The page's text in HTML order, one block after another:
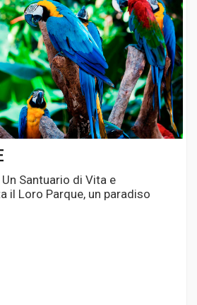
Santuario di Vita e
il Loro Parque, un paradiso